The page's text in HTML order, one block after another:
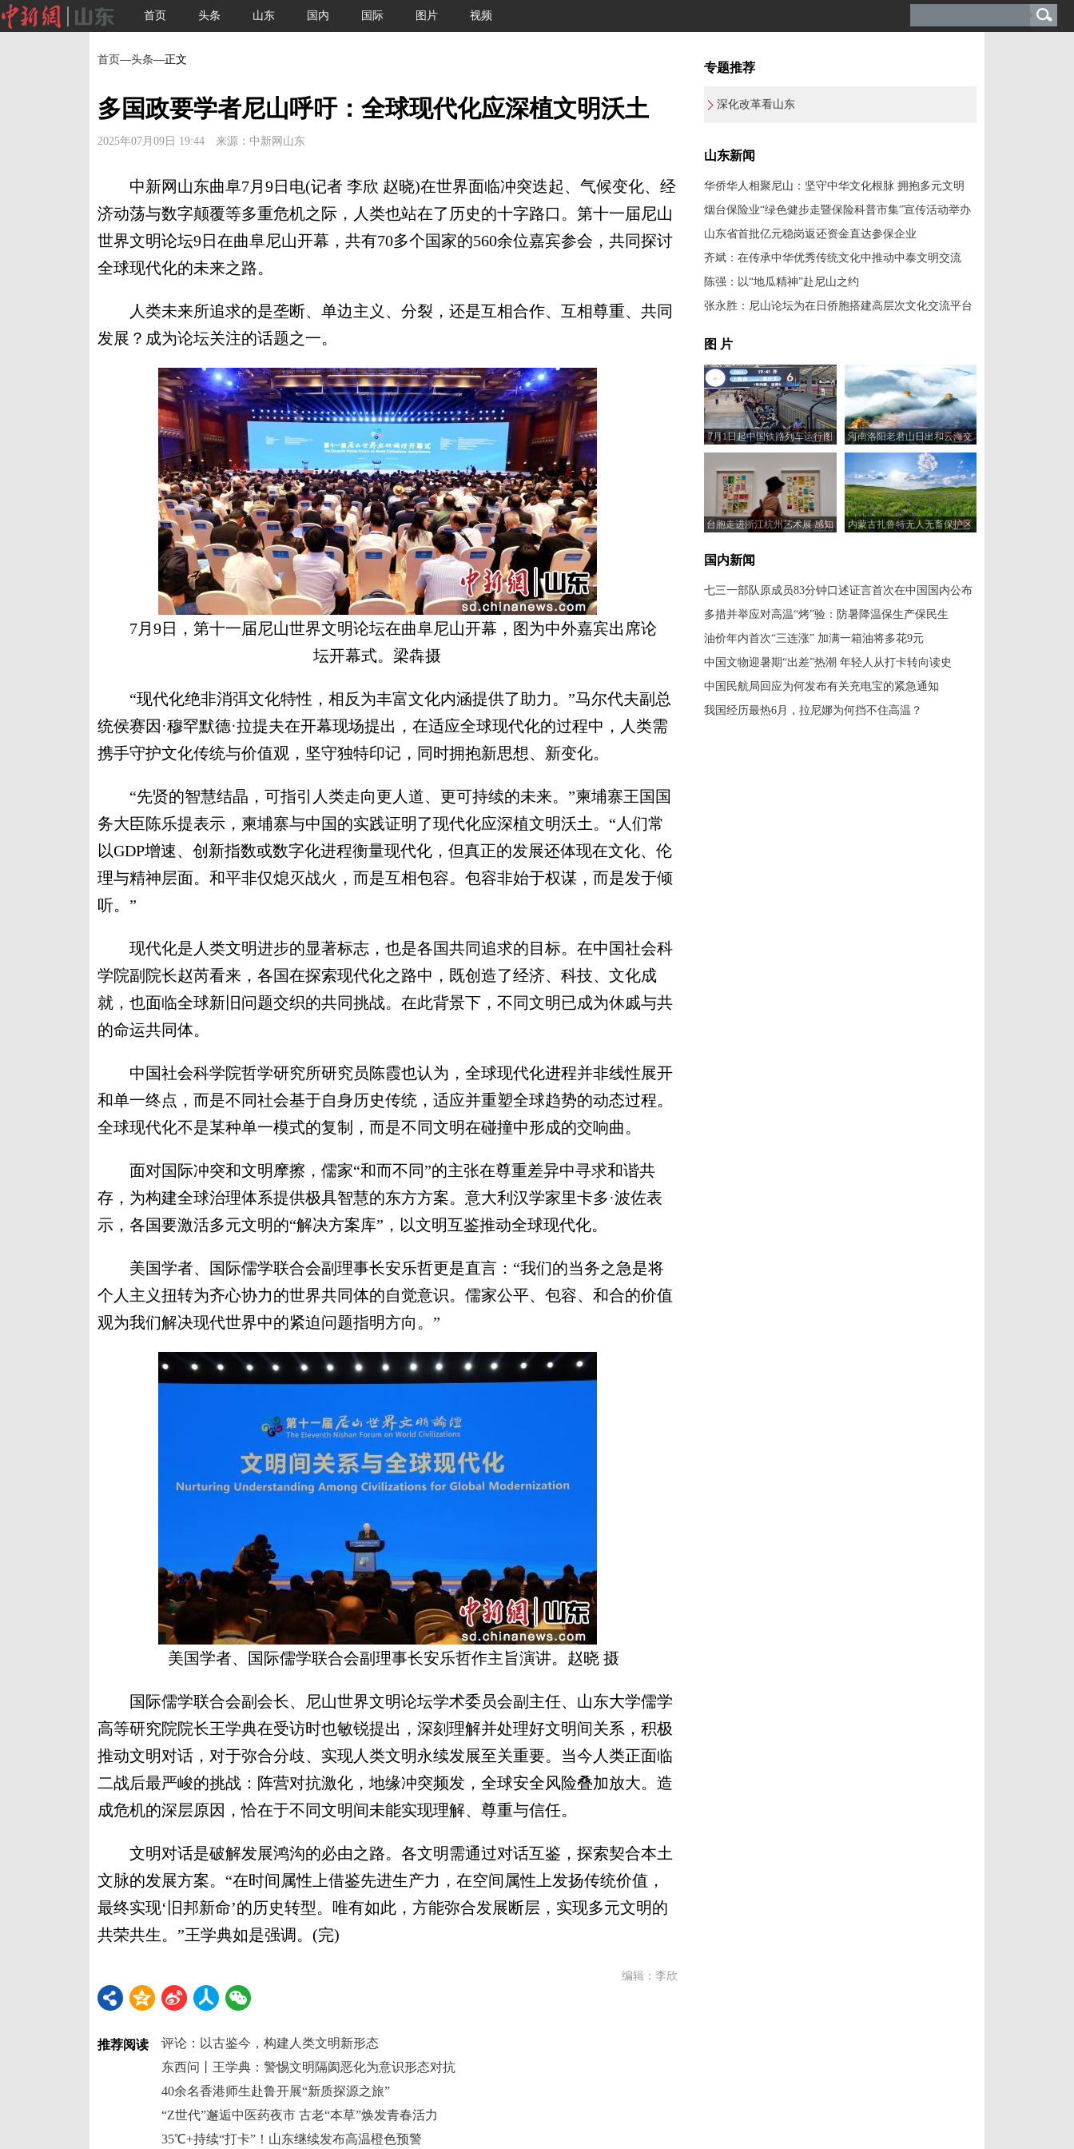
首页 头条 山东 国内 国际 图片 视频
首页—头条—正文
多国政要学者尼山呼吁：全球现代化应深植文明沃土
2025年07月09日 19:44 来源：中新网山东
中新网山东曲阜7月9日电(记者 李欣 赵晓)在世界面临冲突迭起、气候变化、经
济动荡与数字颠覆等多重危机之际，人类也站在了历史的十字路口。第十一届尼山
世界文明论坛9日在曲阜尼山开幕，共有70多个国家的560余位嘉宾参会，共同探讨
全球现代化的未来之路。
人类未来所追求的是垄断、单边主义、分裂，还是互相合作、互相尊重、共同
发展？成为论坛关注的话题之一。
7月9日，第十一届尼山世界文明论坛在曲阜尼山开幕，图为中外嘉宾出席论
坛开幕式。梁犇摄
“现代化绝非消弭文化特性，相反为丰富文化内涵提供了助力。”马尔代夫副总
统侯赛因·穆罕默德·拉提夫在开幕现场提出，在适应全球现代化的过程中，人类需
携手守护文化传统与价值观，坚守独特印记，同时拥抱新思想、新变化。
“先贤的智慧结晶，可指引人类走向更人道、更可持续的未来。”柬埔寨王国国
务大臣陈乐提表示，柬埔寨与中国的实践证明了现代化应深植文明沃土。“人们常
以GDP增速、创新指数或数字化进程衡量现代化，但真正的发展还体现在文化、伦
理与精神层面。和平非仅熄灭战火，而是互相包容。包容非始于权谋，而是发于倾
听。”
现代化是人类文明进步的显著标志，也是各国共同追求的目标。在中国社会科
学院副院长赵芮看来，各国在探索现代化之路中，既创造了经济、科技、文化成
就，也面临全球新旧问题交织的共同挑战。在此背景下，不同文明已成为休戚与共
的命运共同体。
中国社会科学院哲学研究所研究员陈霞也认为，全球现代化进程并非线性展开
和单一终点，而是不同社会基于自身历史传统，适应并重塑全球趋势的动态过程。
全球现代化不是某种单一模式的复制，而是不同文明在碰撞中形成的交响曲。
面对国际冲突和文明摩擦，儒家“和而不同”的主张在尊重差异中寻求和谐共
存，为构建全球治理体系提供极具智慧的东方方案。意大利汉学家里卡多·波佐表
示，各国要激活多元文明的“解决方案库”，以文明互鉴推动全球现代化。
美国学者、国际儒学联合会副理事长安乐哲更是直言：“我们的当务之急是将
个人主义扭转为齐心协力的世界共同体的自觉意识。儒家公平、包容、和合的价值
观为我们解决现代世界中的紧迫问题指明方向。”
美国学者、国际儒学联合会副理事长安乐哲作主旨演讲。赵晓 摄
国际儒学联合会副会长、尼山世界文明论坛学术委员会副主任、山东大学儒学
高等研究院院长王学典在受访时也敏锐提出，深刻理解并处理好文明间关系，积极
推动文明对话，对于弥合分歧、实现人类文明永续发展至关重要。当今人类正面临
二战后最严峻的挑战：阵营对抗激化，地缘冲突频发，全球安全风险叠加放大。造
成危机的深层原因，恰在于不同文明间未能实现理解、尊重与信任。
文明对话是破解发展鸿沟的必由之路。各文明需通过对话互鉴，探索契合本土
文脉的发展方案。“在时间属性上借鉴先进生产力，在空间属性上发扬传统价值，
最终实现‘旧邦新命’的历史转型。唯有如此，方能弥合发展断层，实现多元文明的
共荣共生。”王学典如是强调。(完)
编辑：李欣
推荐阅读
评论：以古鉴今，构建人类文明新形态
东西问丨王学典：警惕文明隔阂恶化为意识形态对抗
40余名香港师生赴鲁开展“新质探源之旅”
“Z世代”邂逅中医药夜市 古老“本草”焕发青春活力
35℃+持续“打卡”！山东继续发布高温橙色预警
专题推荐
深化改革看山东
山东新闻
华侨华人相聚尼山：坚守中华文化根脉 拥抱多元文明
烟台保险业“绿色健步走暨保险科普市集”宣传活动举办
山东省首批亿元稳岗返还资金直达参保企业
齐斌：在传承中华优秀传统文化中推动中泰文明交流
陈强：以“地瓜精神”赴尼山之约
张永胜：尼山论坛为在日侨胞搭建高层次文化交流平台
图 片
7月1日起中国铁路列车运行图
调整
河南洛阳老君山日出和云海交
相辉映
台胞走进浙江杭州艺术展 感知
内蒙古扎鲁特无人无畜保护区
国内新闻
七三一部队原成员83分钟口述证言首次在中国国内公布
多措并举应对高温“烤”验：防暑降温保生产保民生
油价年内首次“三连涨” 加满一箱油将多花9元
中国文物迎暑期“出差”热潮 年轻人从打卡转向读史
中国民航局回应为何发布有关充电宝的紧急通知
我国经历最热6月，拉尼娜为何挡不住高温？